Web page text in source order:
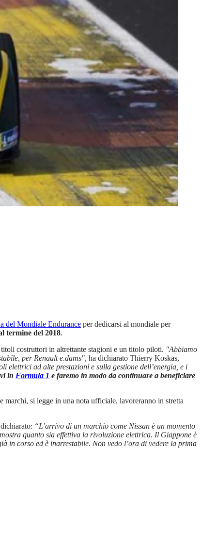
del Mondiale Endurance per dedicarsi al mondiale per
termine del 2018.
costruttori in altrettante stagioni e un titolo piloti. "Abbiamo
per Renault e.dams", ha dichiarato Thierry Koskas,
ad alte prestazioni e sulla gestione dell’energia, e i
in Formula 1 e faremo in modo da continuare a beneficiare
si legge in una nota ufficiale, lavoreranno in stretta
“L’arrivo di un marchio come Nissan è un momento
quanto sia effettiva la rivoluzione elettrica. Il Giappone è
in corso ed è inarrestabile. Non vedo l’ora di vedere la prima